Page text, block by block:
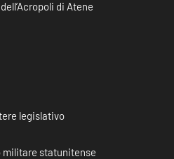
di Atene
legislativo
statunitense